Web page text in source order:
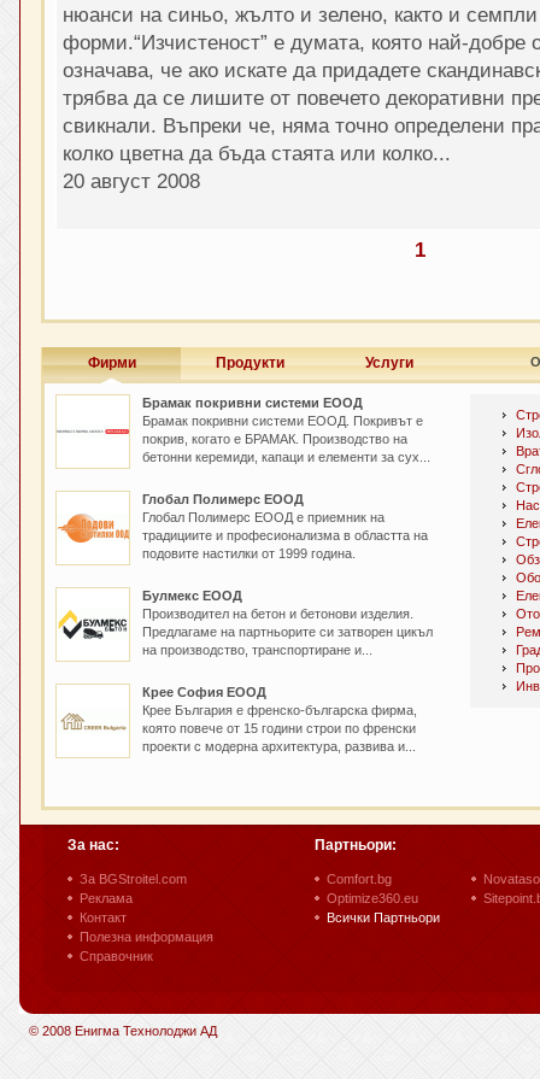
нюанси на синьо, жълто и зелено, както и
форми.“Изчистеност” е думата, която най-добре
означава, че ако искате да придадете
трябва да се лишите от повечето декоративни
свикнали. Въпреки че, няма точно определени
колко цветна да бъда стаята или колко...
20 август 2008
1
Фирми Продукти Услуги
Брамак покривни системи ЕООД
Брамак покривни системи ЕООД. Покривът е
покрив, когато е БРАМАК. Производство на
бетонни керемиди, капаци и елементи за сух...
Глобал Полимерс ЕООД
Глобал Полимерс ЕООД е приемник на
традициите и професионализма в областта на
подовите настилки от 1999 година.
Булмекс ЕООД
Производител на бетон и бетонови изделия.
Предлагаме на партньорите си затворен цикъл
на производство, транспортиране и...
Крее София ЕООД
Крee България е френско-българска фирма,
която повече от 15 години строи по френски
проекти с модерна архитектура, развива и...
За нас:
За BGStroitel.com
Реклама
Контакт
Полезна информация
Справочник
Партньори:
Comfort.bg
Optimize360.eu
Всички Партньори
© 2008 Енигма Технолоджи АД